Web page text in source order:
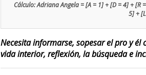
Cálculo: Adriana Angela = [A = 1] + [D = 4] + [R
5] +
Necesita informarse, sopesar el pro y él
vida interior, reflexión, la búsqueda e